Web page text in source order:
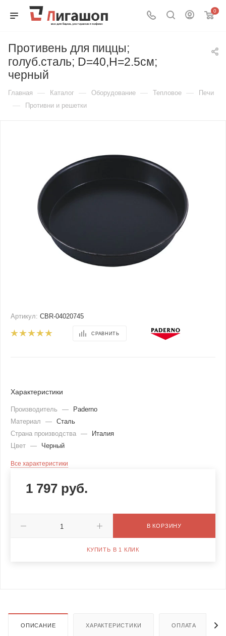
0
Противень для пиццы;
голуб.сталь; D=40,H=2.5см;
черный
Главная — Каталог — Оборудование — Тепловое — Печи
— Противни и решетки
Артикул: CBR-04020745
СРАВНИТЬ
Характеристики
Производитель —
Paderno
Материал
— Сталь
Страна производства —
Италия
Цвет — Черный
Все характеристики
1 797 руб.
В КОРЗИНУ
КУПИТЬ В 1 КЛИК
ОПИСАНИЕ ХАРАКТЕРИСТИКИ ОПЛАТА